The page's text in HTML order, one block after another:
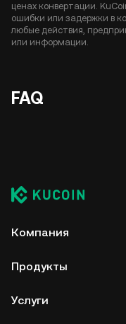
ценах конвертации.
ошибки или задержки в
любые действия,
или информации.
FAQ
Компания
Продукты
Услуги